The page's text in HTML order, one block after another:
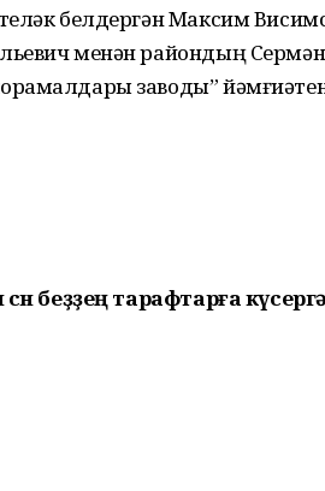
белдергән Максим
менән райондың
заводы”
беҙҙең тарафтарға